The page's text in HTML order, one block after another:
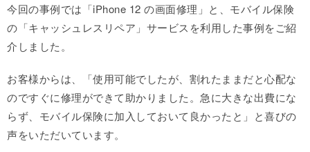
今回の事例では「iPhone 12 の画面修理」と、モバイル保険
の「キャッシュレスリペア」サービスを利用した事例をご紹
介しました。
お客様からは、「使用可能でしたが、割れたままだと心配な
のですぐに修理ができて助かりました。急に大きな出費にな
らず、モバイル保険に加入しておいて良かったと」と喜びの
声をいただいています。